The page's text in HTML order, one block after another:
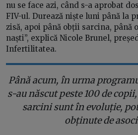
nu se face azi, când s-a aprobat
FIV-ul. Durează niște luni până la
zisă, apoi până obții sarcina, până
naști”, explică Nicole Brunel,
Infertilitatea.
Până acum, în urma
s-au născut peste 100 de
sarcini sunt în evoluție,
obținute de